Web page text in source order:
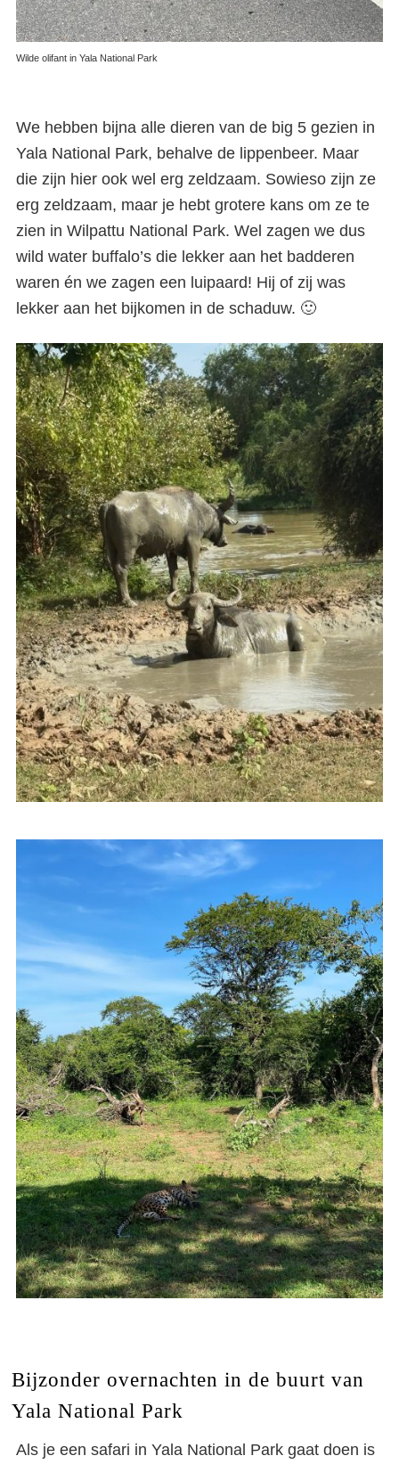
Wilde olifant in Yala National Park
We hebben bijna alle dieren van de big 5 gezien in
Yala National Park, behalve de lippenbeer. Maar
die zijn hier ook wel erg zeldzaam. Sowieso zijn ze
erg zeldzaam, maar je hebt grotere kans om ze te
zien in Wilpattu National Park. Wel zagen we dus
wild water buffalo’s die lekker aan het badderen
waren én we zagen een luipaard! Hij of zij was
lekker aan het bijkomen in de schaduw. 🙂
Bijzonder overnachten in de buurt van
Yala National Park
Als je een safari in Yala National Park gaat doen is